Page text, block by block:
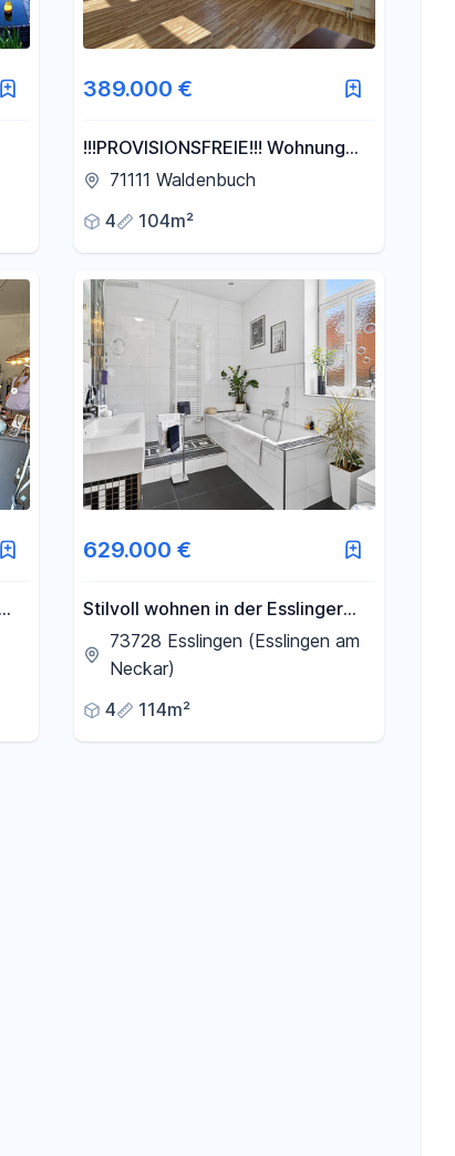
389.000 €
!!!PROVISIONSFREIE!!! Wohnung
mit 4 Zimmern in ruhiger Lage zu
71111 Waldenbuch
4
104m²
629.000 €
Stilvoll wohnen in der Esslinger
Altstadt - 4,0 Zimmer Wohnung
(provisionsfrei & leerstehend)
73728 Esslingen (Esslingen am
Neckar)
4
114m²